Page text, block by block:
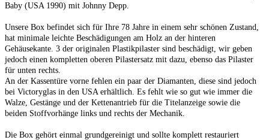
Baby (USA 1990) mit Johnny Depp.
Unsere Box befindet sich für Ihre 78 Jahre in einem sehr schönen Zustand,
hat minimale leichte Beschädigungen am Holz an der hinteren
Gehäusekante. 3 der originalen Plastikpilaster sind beschädigt, wir geben
jedoch einen kompletten oberen Pilastersatz mit dazu, ebenso das Pilaster
für unten rechts.
An der Kassentüre vorne fehlen ein paar der Diamanten, diese sind jedoch
bei Victoryglas in den USA erhältlich. Es fehlt wie so gut wie immer die
Walze, Gestänge und der Kettenantrieb für die Titelanzeige sowie die
beiden Stoffvorhänge links und rechts der Mechanik.
Die Box gehört einmal grundgereinigt und sollte komplett restauriert